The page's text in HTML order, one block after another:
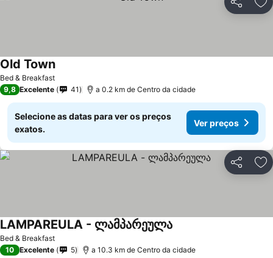
Partilhar
Bed & Breakfast
Old TownVer preços
9,8 Excelente 41 a 0.2 km de Centro da cidade
Selecione as datas para ver os preços
exatos.
Ver preços
Partilhar
Bed & Breakfast
LAMPAREULA - ლამპარეულაVer preços
10 Excelente 5 a 10.3 km de Centro da cidade